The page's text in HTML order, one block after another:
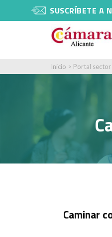
SUSCRÍBETE A
Inicio > Portal
Caminar